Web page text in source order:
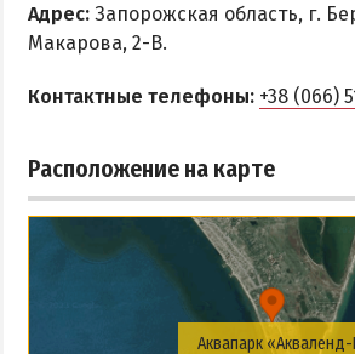
Адрес: Запорожская область, г.
Макарова, 2-В.
Контактные телефоны: +38 (066)
Расположение на карте
Аквапарк